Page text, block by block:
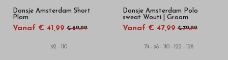
Donsje Amsterdam Short
Plom
Vanaf € 41,99 € 69,99
92 - 110
Donsje Amsterdam Polo
sweat Wouti | Groom
Vanaf € 47,99 € 79,99
74 - 98 - 110 - 122 - 128